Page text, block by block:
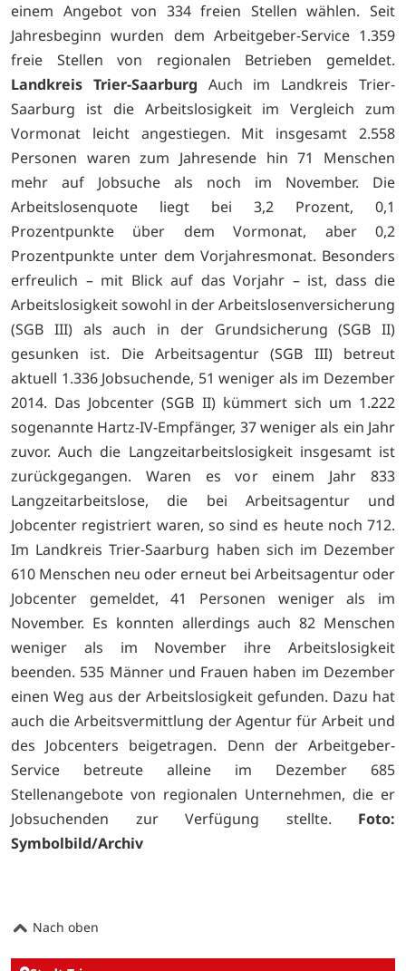
einem Angebot von 334 freien Stellen wählen. Seit
Jahresbeginn wurden dem Arbeitgeber-Service 1.359
freie Stellen von regionalen Betrieben gemeldet.
Landkreis Trier-Saarburg Auch im Landkreis Trier-
Saarburg ist die Arbeitslosigkeit im Vergleich zum
Vormonat leicht angestiegen. Mit insgesamt 2.558
Personen waren zum Jahresende hin 71 Menschen
mehr auf Jobsuche als noch im November. Die
Arbeitslosenquote liegt bei 3,2 Prozent, 0,1
Prozentpunkte über dem Vormonat, aber 0,2
Prozentpunkte unter dem Vorjahresmonat. Besonders
erfreulich – mit Blick auf das Vorjahr – ist, dass die
Arbeitslosigkeit sowohl in der Arbeitslosenversicherung
(SGB III) als auch in der Grundsicherung (SGB II)
gesunken ist. Die Arbeitsagentur (SGB III) betreut
aktuell 1.336 Jobsuchende, 51 weniger als im Dezember
2014. Das Jobcenter (SGB II) kümmert sich um 1.222
sogenannte Hartz-IV-Empfänger, 37 weniger als ein Jahr
zuvor. Auch die Langzeitarbeitslosigkeit insgesamt ist
zurückgegangen. Waren es vor einem Jahr 833
Langzeitarbeitslose, die bei Arbeitsagentur und
Jobcenter registriert waren, so sind es heute noch 712.
Im Landkreis Trier-Saarburg haben sich im Dezember
610 Menschen neu oder erneut bei Arbeitsagentur oder
Jobcenter gemeldet, 41 Personen weniger als im
November. Es konnten allerdings auch 82 Menschen
weniger als im November ihre Arbeitslosigkeit
beenden. 535 Männer und Frauen haben im Dezember
einen Weg aus der Arbeitslosigkeit gefunden. Dazu hat
auch die Arbeitsvermittlung der Agentur für Arbeit und
des Jobcenters beigetragen. Denn der Arbeitgeber-
Service betreute alleine im Dezember 685
Stellenangebote von regionalen Unternehmen, die er
Jobsuchenden zur Verfügung stellte. Foto:
Symbolbild/Archiv
Nach oben